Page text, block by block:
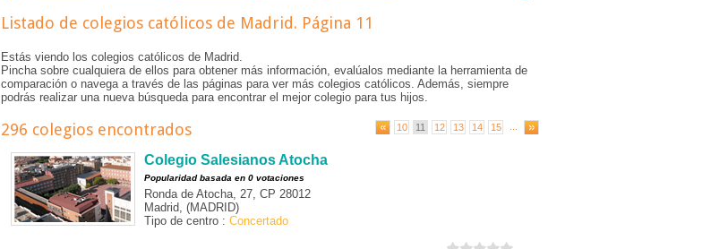
Profesores
Infantil
Listado de colegios católicos de Madrid. Página 11
Estás viendo los colegios católicos de Madrid
Pincha sobre cualquiera de ellos para obtener más información, evalúalos mediante la herramienta de
comparación o navega a través de las páginas para ver más colegios católicos. Además, siempre
podrás realizar una nueva búsqueda para encontrar el mejor colegio para tus hijos.
296 colegios encontrados 10 11 12 13 14 15
Colegio Salesianos Atocha
Popularidad basada en 0 votaciones
Ronda de Atocha, 27, CP 28012
Madrid, (MADRID)
Tipo de centro : Concertado